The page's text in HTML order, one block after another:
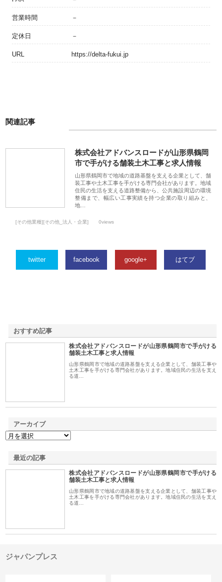
営業時間 －
定休日 －
URL https://delta-fukui.jp
関連記事
株式会社アドバンスロードが山形県鶴岡
市で手がける舗装土木工事と求人情報
山形県鶴岡市で地域の道路基盤を支える企業として、舗
装工事や土木工事を手がける専門会社があります。地域
住民の生活を支える道路整備から、公共施設周辺の環境
整備まで、幅広い工事実績を持つ企業の取り組みと、
地…
[その他業種][その他_法人・企業] 0views
twitter facebook google+ はてブ
おすすめ記事
株式会社アドバンスロードが山形県鶴岡市で手がける
舗装土木工事と求人情報
山形県鶴岡市で地域の道路基盤を支える企業として、舗装工事や
土木工事を手がける専門会社があります。地域住民の生活を支え
る道…
アーカイブ
最近の記事
株式会社アドバンスロードが山形県鶴岡市で手がける
舗装土木工事と求人情報
山形県鶴岡市で地域の道路基盤を支える企業として、舗装工事や
土木工事を手がける専門会社があります。地域住民の生活を支え
る道…
ジャパンプレス